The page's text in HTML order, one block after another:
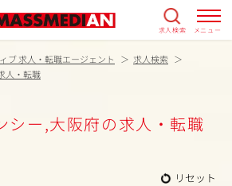
求人検索 メニュー
ブ 求人・転職エージェント
求人検索
人・転職
シー,大阪府の求人・転職
リセット